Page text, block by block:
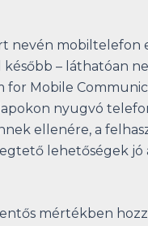
mobiltelefon
– láthatóan
for Mobile
nyugvó
ellenére, a
lehetőségek
mértékben